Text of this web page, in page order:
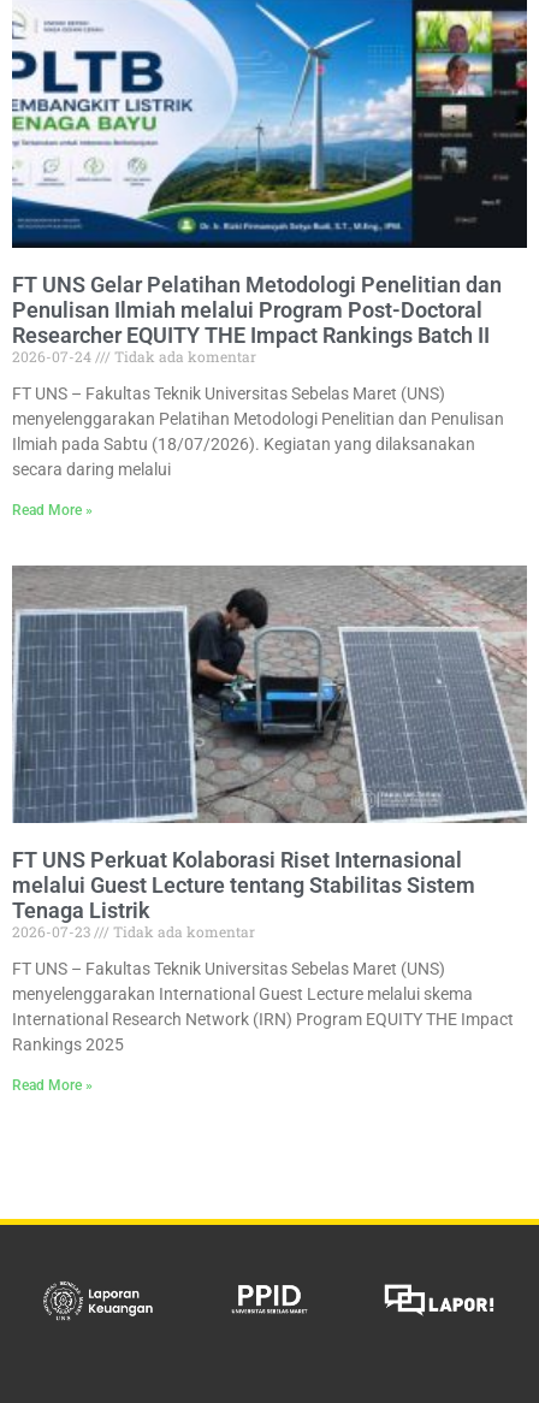
FT UNS Gelar Pelatihan Metodologi Penelitian dan
Penulisan Ilmiah melalui Program Post-Doctoral
Researcher EQUITY THE Impact Rankings Batch II
2026-07-24
Tidak ada komentar
FT UNS – Fakultas Teknik Universitas Sebelas Maret (UNS)
menyelenggarakan Pelatihan Metodologi Penelitian dan Penulisan
Ilmiah pada Sabtu (18/07/2026). Kegiatan yang dilaksanakan
secara daring melalui
Read More »
FT UNS Perkuat Kolaborasi Riset Internasional
melalui Guest Lecture tentang Stabilitas Sistem
Tenaga Listrik
2026-07-23
Tidak ada komentar
FT UNS – Fakultas Teknik Universitas Sebelas Maret (UNS)
menyelenggarakan International Guest Lecture melalui skema
International Research Network (IRN) Program EQUITY THE Impact
Rankings 2025
Read More »